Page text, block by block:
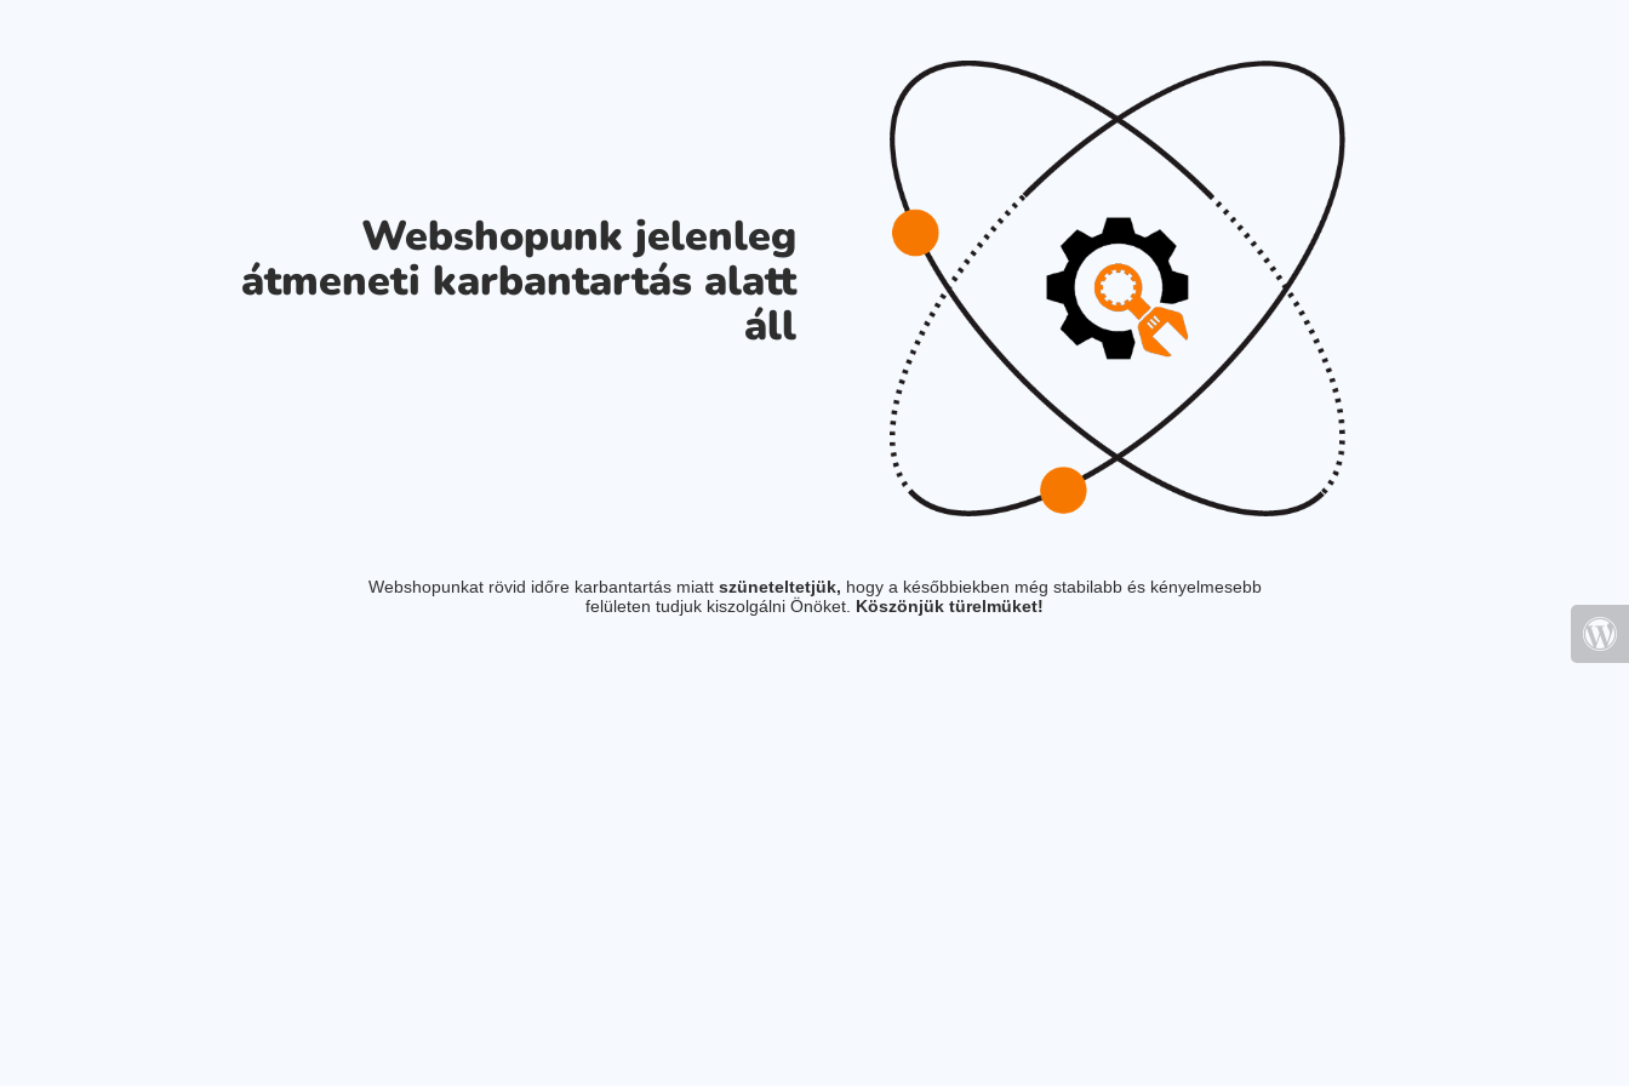
Webshopunk jelenleg
átmeneti karbantartás alatt
áll
Webshopunkat rövid időre karbantartás miatt szüneteltetjük, hogy a későbbiekben még stabilabb és kényelmesebb
felületen tudjuk kiszolgálni Önöket. Köszönjük türelmüket!